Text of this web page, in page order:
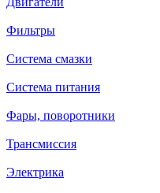
Фильтры
Система смазки
Система питания
Фары, поворотники
Трансмиссия
Электрика